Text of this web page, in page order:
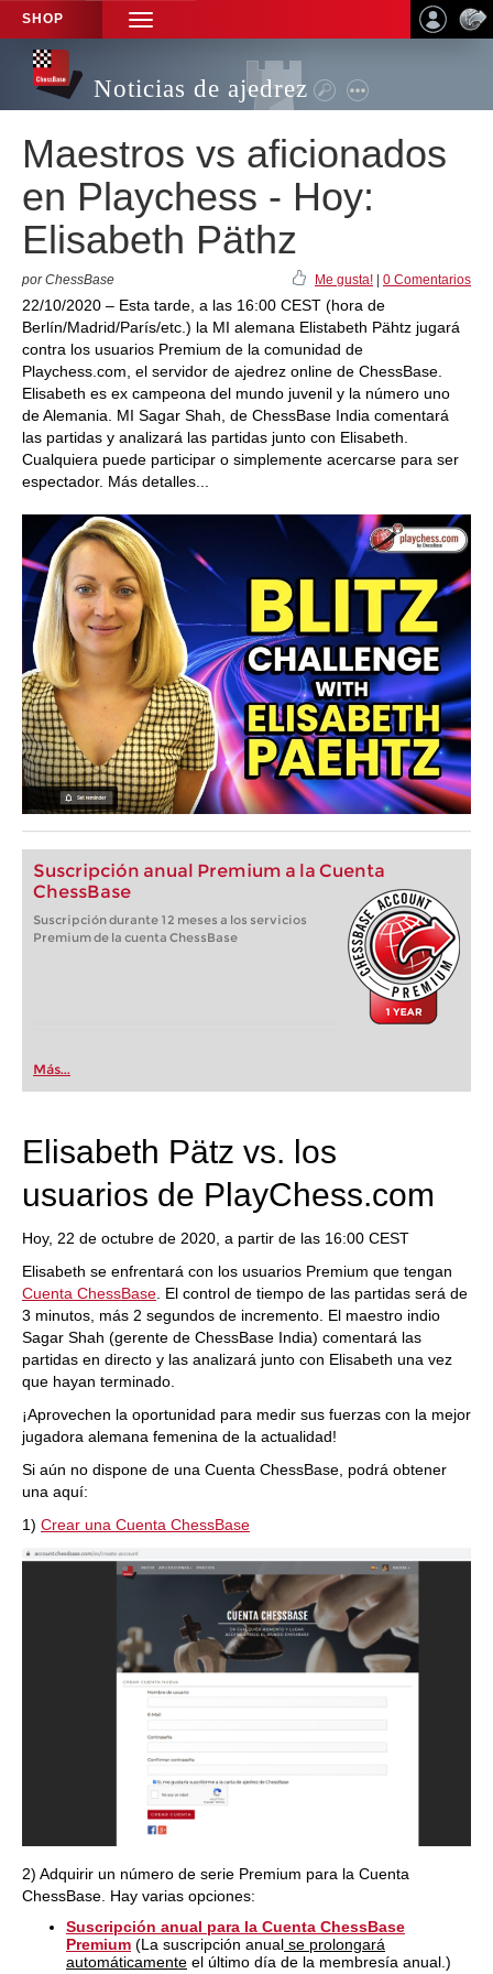
SHOP
TOGGLE
NAVIGATION
Noticias de ajedrez
Maestros vs aficionados
en Playchess - Hoy:
Elisabeth Päthz
por ChessBase Me gusta! 0 Comentarios
22/10/2020 – Esta tarde, a las 16:00 CEST (hora de
Berlín/Madrid/París/etc.) la MI alemana Elistabeth Pähtz jugará
contra los usuarios Premium de la comunidad de
Playchess.com, el servidor de ajedrez online de ChessBase.
Elisabeth es ex campeona del mundo juvenil y la número uno
de Alemania. MI Sagar Shah, de ChessBase India comentará
las partidas y analizará las partidas junto con Elisabeth.
Cualquiera puede participar o simplemente acercarse para ser
espectador. Más detalles...
Suscripción anual Premium a la Cuenta
ChessBase
Suscripción durante 12 meses a los servicios
Premium de la cuenta ChessBase
Más...
Elisabeth Pätz vs. los
usuarios de PlayChess.com
Hoy, 22 de octubre de 2020, a partir de las 16:00 CEST
Elisabeth se enfrentará con los usuarios Premium que tengan
Cuenta ChessBase . El control de tiempo de las partidas será de
3 minutos, más 2 segundos de incremento. El maestro indio
Sagar Shah (gerente de ChessBase India) comentará las
partidas en directo y las analizará junto con Elisabeth una vez
que hayan terminado.
¡Aprovechen la oportunidad para medir sus fuerzas con la mejor
jugadora alemana femenina de la actualidad!
Si aún no dispone de una Cuenta ChessBase, podrá obtener
una aquí:
1) Crear una Cuenta ChessBase
2) Adquirir un número de serie Premium para la Cuenta
ChessBase. Hay varias opciones:
Suscripción anual para la Cuenta ChessBase
Premium (La suscripción anual se prolongará
automáticamente el último día de la membresía anual.)